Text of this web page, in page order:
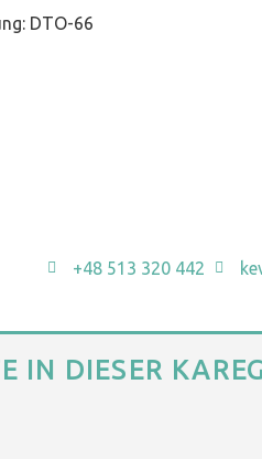
DTO-66
+48 513 320 442
IN DIESER